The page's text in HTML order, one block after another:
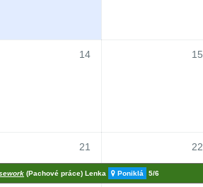
14 15
21 22
(Pachové práce) Lenka Poniklá 5/6